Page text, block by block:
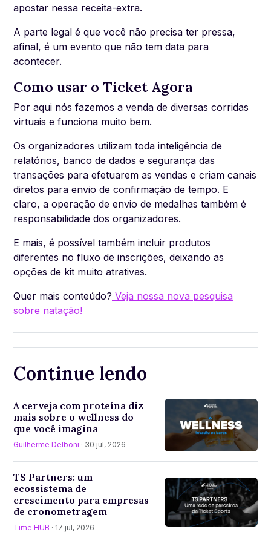
apostar nessa receita-extra.
A parte legal é que você não precisa ter pressa,
afinal, é um evento que não tem data para
acontecer.
Como usar o Ticket Agora
Por aqui nós fazemos a venda de diversas corridas
virtuais e funciona muito bem.
Os organizadores utilizam toda inteligência de
relatórios, banco de dados e segurança das
transações para efetuarem as vendas e criam canais
diretos para envio de confirmação de tempo. E
claro, a operação de envio de medalhas também é
responsabilidade dos organizadores.
E mais, é possível também incluir produtos
diferentes no fluxo de inscrições, deixando as
opções de kit muito atrativas.
Quer mais conteúdo? Veja nossa nova pesquisa
sobre natação!
Continue lendo
A cerveja com proteína diz
mais sobre o wellness do
que você imagina
Guilherme Delboni · 30 jul, 2026
TS Partners: um
ecossistema de
crescimento para empresas
de cronometragem
Time HUB · 17 jul, 2026